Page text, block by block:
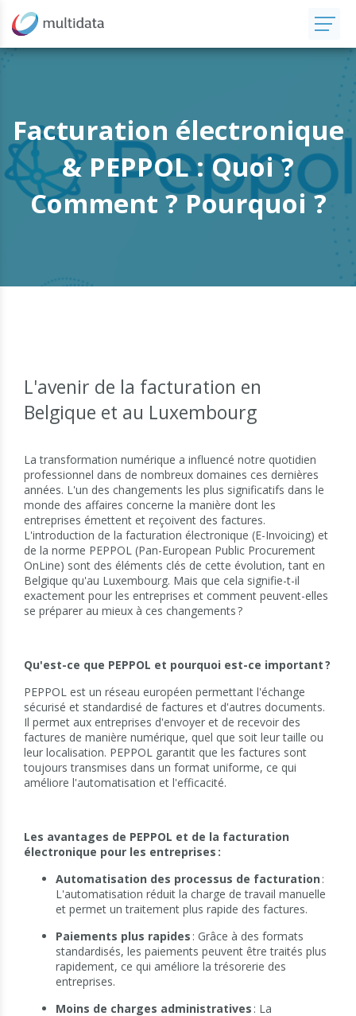
Facturation électronique
& PEPPOL : Quoi ?
Comment ? Pourquoi ?
L'avenir de la facturation en
Belgique et au Luxembourg
La transformation numérique a influencé notre quotidien
professionnel dans de nombreux domaines ces dernières
années. L'un des changements les plus significatifs dans le
monde des affaires concerne la manière dont les
entreprises émettent et reçoivent des factures.
L'introduction de la facturation électronique (E-Invoicing) et
de la norme PEPPOL (Pan-European Public Procurement
OnLine) sont des éléments clés de cette évolution, tant en
Belgique qu'au Luxembourg. Mais que cela signifie-t-il
exactement pour les entreprises et comment peuvent-elles
se préparer au mieux à ces changements ?
Qu'est-ce que PEPPOL et pourquoi est-ce important ?
PEPPOL est un réseau européen permettant l'échange
sécurisé et standardisé de factures et d'autres documents.
Il permet aux entreprises d'envoyer et de recevoir des
factures de manière numérique, quel que soit leur taille ou
leur localisation. PEPPOL garantit que les factures sont
toujours transmises dans un format uniforme, ce qui
améliore l'automatisation et l'efficacité.
Les avantages de PEPPOL et de la facturation
électronique pour les entreprises :
Automatisation des processus de facturation :
L'automatisation réduit la charge de travail manuelle
et permet un traitement plus rapide des factures.
Paiements plus rapides : Grâce à des formats
standardisés, les paiements peuvent être traités plus
rapidement, ce qui améliore la trésorerie des
entreprises.
Moins de charges administratives : La